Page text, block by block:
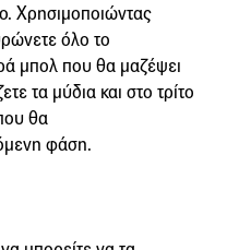
Χρησιμοποιώντας
όλο το
μπολ που θα μαζέψει
τα μύδια και στο τρίτο
θα
φάση.